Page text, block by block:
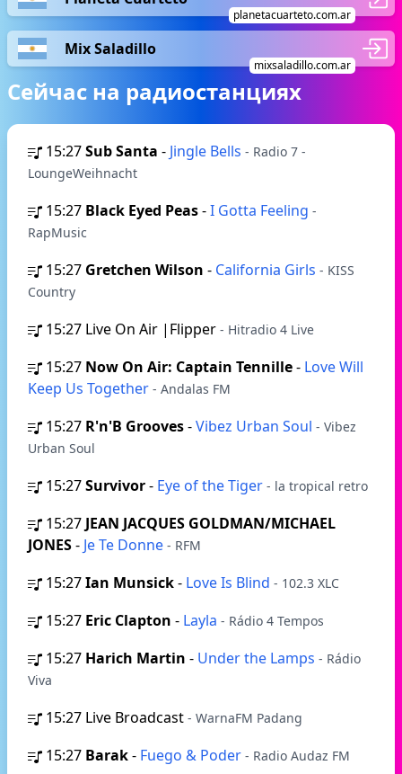
planetacuarteto.com.ar
Mix Saladillo
mixsaladillo.com.ar
Сейчас на радиостанциях
15:27Sub Santa - Jingle Bells - Radio 7 -
LoungeWeihnacht
15:27 Black Eyed Peas-I Gotta Feeling -
RapMusic
15:27 Gretchen Wilson - California Girls - KISS
Country
15:27 Live On Air |Flipper - Hitradio 4 Live
15:27 Now On Air: Captain Tennille- Love Will
Keep Us Together - Andalas FM
15:27 R'n'B Grooves-Vibez Urban Soul - Vibez
Urban Soul
15:27Survivor- Eye of the Tiger - la tropical retro
15:27 JEAN JACQUES GOLDMAN/MICHAEL
JONES- Je Te Donne - RFM
15:27Ian Munsick- Love Is Blind - 102.3 XLC
15:27 Eric Clapton - Layla - Rádio 4 Tempos
15:27 Harich Martin - Under the Lamps - Rádio
Viva
15:27 Live Broadcast - WarnaFM Padang
15:27 Barak- Fuego & Poder - Radio Audaz FM